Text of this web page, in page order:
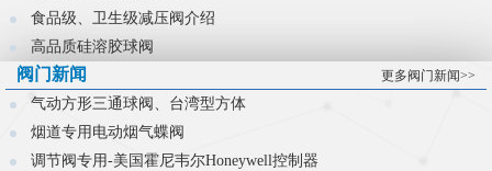
食品级、卫生级减压阀介绍
高品质硅溶胶球阀
阀门新闻 更多阀门新闻>>
气动方形三通球阀、台湾型方体
烟道专用电动烟气蝶阀
调节阀专用-美国霍尼韦尔Honeywell控制器